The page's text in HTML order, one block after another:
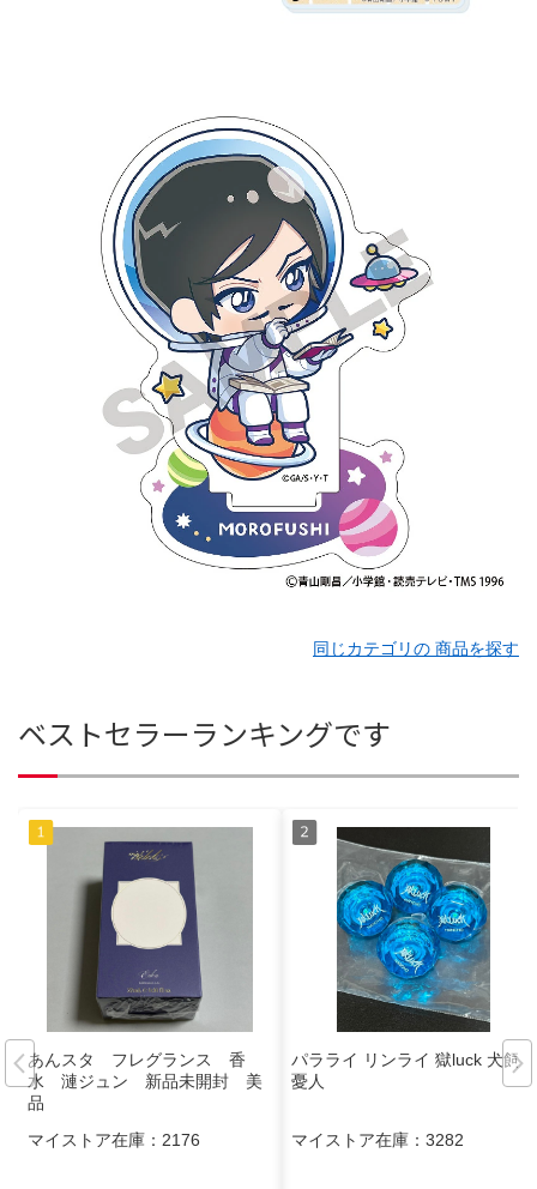
同じカテゴリの 商品を探す
ベストセラーランキングです
あんスタ フレグランス 香
水 漣ジュン 新品未開封 美
品
マイストア在庫： 2176
パラライ リンライ 獄luck 犬飼
憂人
マイストア在庫： 3282